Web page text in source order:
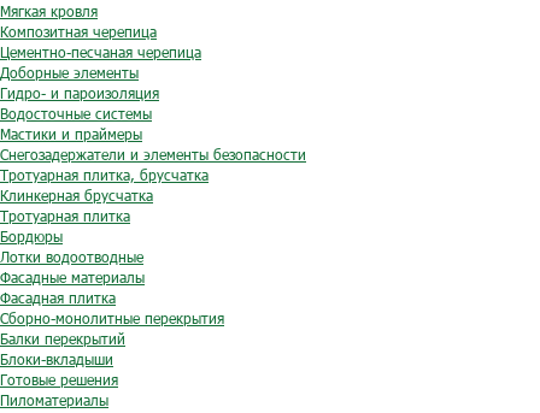
Мягкая кровля
Композитная черепица
Цементно-песчаная черепица
Доборные элементы
Гидро- и пароизоляция
Водосточные системы
Мастики и праймеры
Снегозадержатели и элементы безопасности
Тротуарная плитка, брусчатка
Клинкерная брусчатка
Тротуарная плитка
Бордюры
Лотки водоотводные
Фасадные материалы
Фасадная плитка
Сборно-монолитные перекрытия
Балки перекрытий
Блоки-вкладыши
Готовые решения
Пиломатериалы